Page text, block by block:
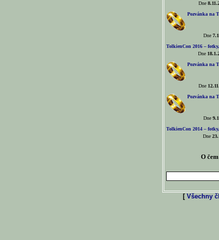
Dne
Pozvánka na
Dne
TolkienCon 2016 –
Dne
Pozvánka na
Dne
Pozvánka na
Dne
TolkienCon 2014 –
Dne
O
[ Všechny